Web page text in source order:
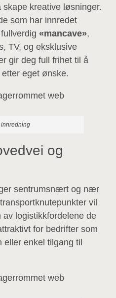
kreative løsninger.
som har innredet
«mancave»,
TV, og eksklusive
gir deg full frihet til å
eget ønske.
innredning
og
sentrumsnært og nær
vil
logistikkfordelene de
for bedrifter som
eller enkel tilgang til